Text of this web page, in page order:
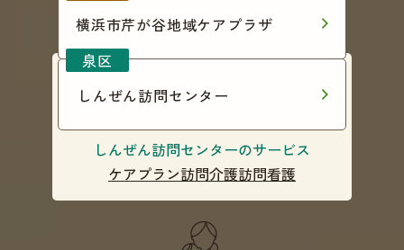
横浜市芹が谷地域ケアプラザ
しんぜん訪問センター
しんぜん訪問センターのサービス
ケアプラン訪問介護訪問看護